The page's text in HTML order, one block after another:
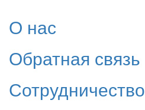
О нас
Обратная связь
Сотрудничество